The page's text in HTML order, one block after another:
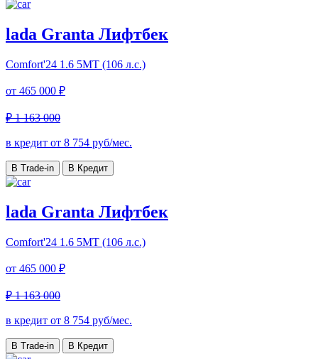
lada Granta Лифтбек
Comfort'24 1.6 5МТ (106 л.с.)
от 465 000 ₽
₽ 1 163 000
в кредит от 8 754 руб/мес.
В Trade-in В Кредит
lada Granta Лифтбек
Comfort'24 1.6 5МТ (106 л.с.)
от 465 000 ₽
₽ 1 163 000
в кредит от 8 754 руб/мес.
В Trade-in В Кредит